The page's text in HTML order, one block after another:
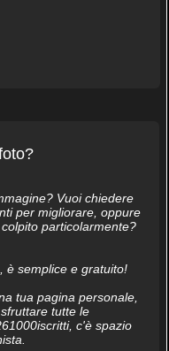
Vuoi chiedere
per migliorare, oppure
particolarmente?
, è semplice e gratuito!
tua pagina personale,
tutte le
c'è spazio